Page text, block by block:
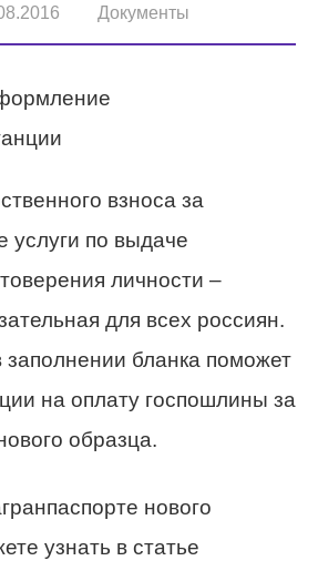
Документы
взноса за
услуги по выдаче
личности –
для всех россиян.
бланка поможет
на оплату госпошлины за
образца.
нового
узнать в статье